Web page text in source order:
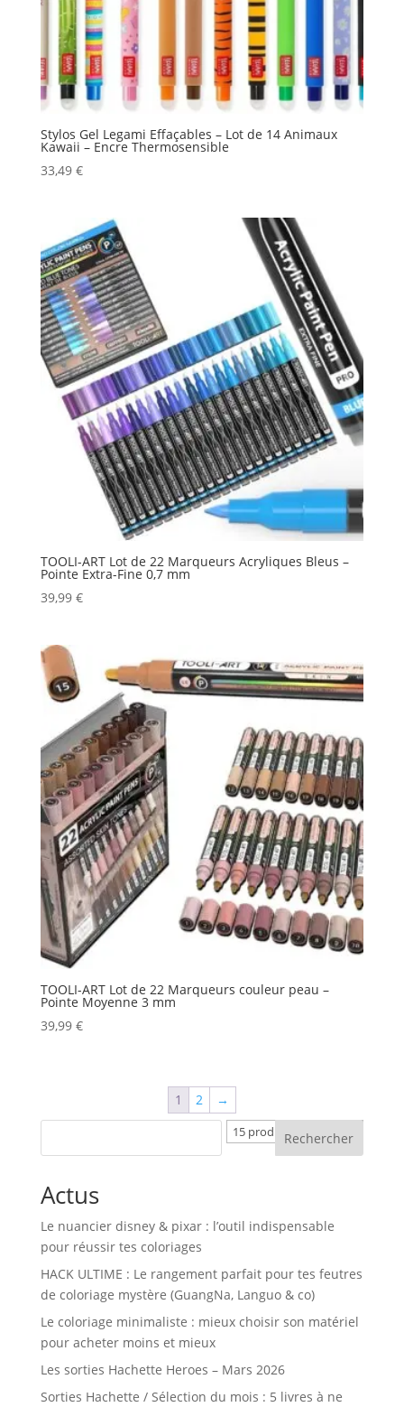
Stylos Gel Legami Effaçables – Lot de 14 Animaux
Kawaii – Encre Thermosensible
33,49 €
TOOLI-ART Lot de 22 Marqueurs Acryliques Bleus –
Pointe Extra-Fine 0,7 mm
39,99 €
TOOLI-ART Lot de 22 Marqueurs couleur peau –
Pointe Moyenne 3 mm
39,99 €
1 2 →
Rechercher
Actus
Le nuancier disney & pixar : l’outil indispensable
pour réussir tes coloriages
HACK ULTIME : Le rangement parfait pour tes feutres
de coloriage mystère (GuangNa, Languo & co)
Le coloriage minimaliste : mieux choisir son matériel
pour acheter moins et mieux
Les sorties Hachette Heroes – Mars 2026
Sorties Hachette / Sélection du mois : 5 livres à ne